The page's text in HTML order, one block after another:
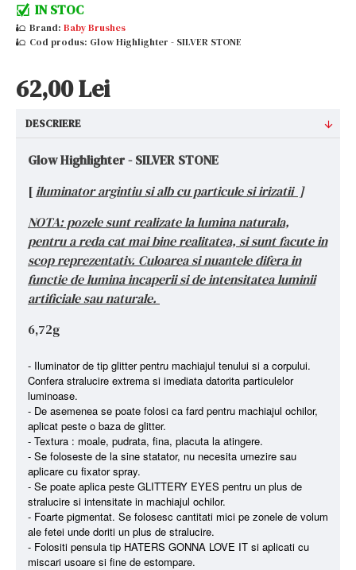
IN STOC
Brand: Baby Brushes
Cod produs: Glow Highlighter - SILVER STONE
62,00 Lei
DESCRIERE
Glow Highlighter - SILVER STONE
[iluminator argintiu si alb cu particule si irizatii ]
NOTA: pozele sunt realizate la lumina naturala,
pentru a reda cat mai bine realitatea, si sunt facute in
scop reprezentativ. Culoarea si nuantele difera in
functie de lumina incaperii si de intensitatea luminii
artificiale sau naturale.
6,72g
- Iluminator de tip glitter pentru machiajul tenului si a corpului.
Confera stralucire extrema si imediata datorita particulelor
luminoase.
- De asemenea se poate folosi ca fard pentru machiajul ochilor,
aplicat peste o baza de glitter.
- Textura : moale, pudrata, fina, placuta la atingere.
- Se foloseste de la sine statator, nu necesita umezire sau
aplicare cu fixator spray.
- Se poate aplica peste GLITTERY EYES pentru un plus de
stralucire si intensitate in machiajul ochilor.
- Foarte pigmentat. Se folosesc cantitati mici pe zonele de volum
ale fetei unde doriti un plus de stralucire.
- Folositi pensula tip HATERS GONNA LOVE IT si aplicati cu
miscari usoare si fine de estompare.